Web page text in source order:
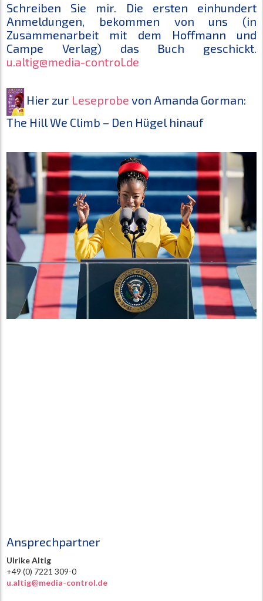
Schreiben Sie mir. Die ersten einhundert
Anmeldungen, bekommen von uns (in
Zusammenarbeit mit dem Hoffmann und
Campe Verlag) das Buch geschickt.
u.altig@media-control.de
Hier zur Leseprobe von Amanda Gorman:
The Hill We Climb – Den Hügel hinauf
Ansprechpartner
Ulrike Altig
+49 (0) 7221 309-0
u.altig@media-control.de